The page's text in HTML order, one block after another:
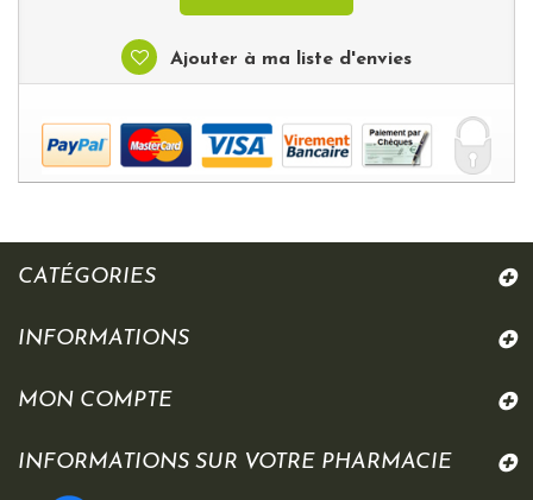
Ajouter à ma liste d'envies
CATÉGORIES
INFORMATIONS
MON COMPTE
INFORMATIONS SUR VOTRE PHARMACIE